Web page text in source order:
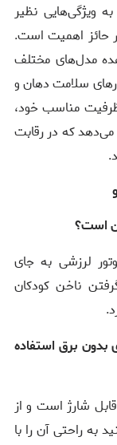
ویژگی‌هایی نظیر
حائز اهمیت است.
مدل‌های مختلف
سلامت دهان و
مناسب خود،
می‌دهد که در رقابت
است؟
لرزشی به جای
ناخن کودکان
بدون برق استفاده
شارژ است و از
به راحتی آن را با